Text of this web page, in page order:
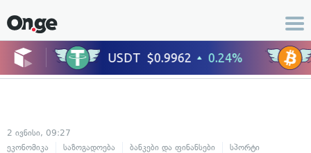
2 ივნისი, 09:27
ეკონომიკა
საზოგადოება ბანკები და ფინანსები სპორტი